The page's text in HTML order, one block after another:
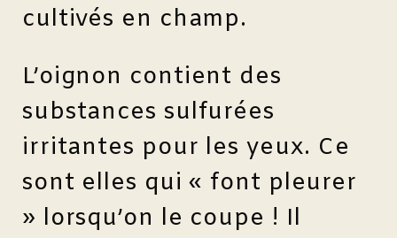
cultivés en champ.
L’oignon contient des
substances sulfurées
irritantes pour les yeux. Ce
sont elles qui « font pleurer
» lorsqu’on le coupe ! Il